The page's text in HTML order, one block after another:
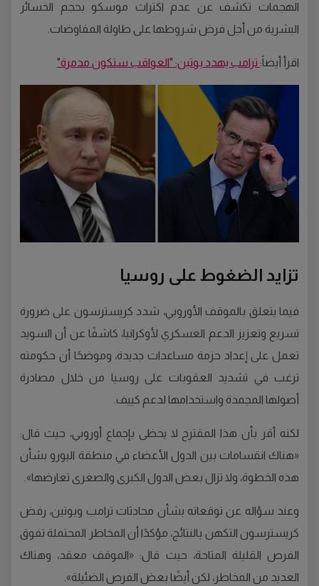
الهجمات تكشف عن عدم اكتراث موسكو بحجم الخسائر
البشرية من أجل فرض شروطها على طاولة المفاوضات.
اقرأ أيضاً: ترامب يهدد بوتين: "العواقب ستكون مدمرة"
تزايد الضغوط على روسيا
فيما يتعلق بالموقف الأوروبي، شدد كريسترسون على ضرورة
تسريع وتعزيز الدعم العسكري لأوكرانيا، كاشفًا عن أن السويد
تعمل على إعداد حزمة مساعدات جديدة، وموضحًا أن حكومته
ترغب في تشديد العقوبات على روسيا من خلال مصادرة
أصولها المجمدة واستخدامها لدعم كييف.
لكنه أقر بأن هذا المقترح لا يحظى بإجماع أوروبي، حيث قال:
«هناك انقسامات بين الدول الأعضاء في منطقة اليورو بشأن
هذه الخطوة، ولا تزال بعض الدول الكبرى والصغرى تعارضها».
وعند سؤاله عن توقعاته بشأن محادثات ترامب وبوتين، رفض
كريسترسون التكهن بالنتائج، مؤكدًا أن المخاطر المحتملة تفوق
الفرص القليلة المتاحة، حيث قال: «الموقف معقد، وهناك
العديد من المخاطر، لكن أيضًا بعض الفرص الضئيلة».